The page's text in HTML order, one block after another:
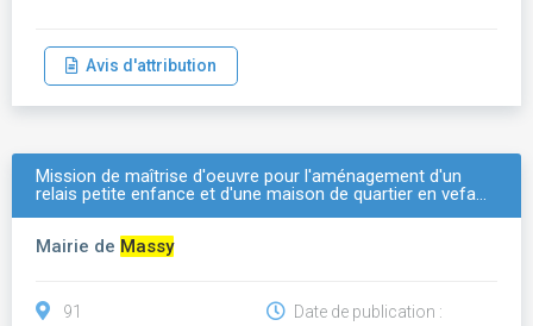
Avis d'attribution
Mission de maîtrise d'oeuvre pour l'aménagement d'un
relais petite enfance et d'une maison de quartier en vefa…
Mairie de Massy
91
Date de publication :